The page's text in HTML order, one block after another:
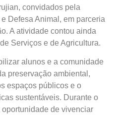
convidados pela
Defesa Animal, em parceria
A atividade contou ainda
Serviços e de Agricultura.
alunos e a comunidade
preservação ambiental,
espaços públicos e o
sustentáveis. Durante o
de vivenciar